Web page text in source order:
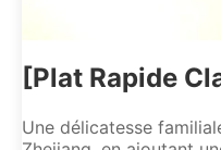
[Plat Rapide
Une délicatesse